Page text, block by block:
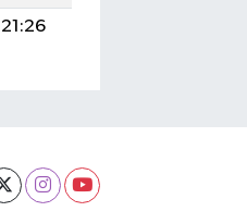
21:26